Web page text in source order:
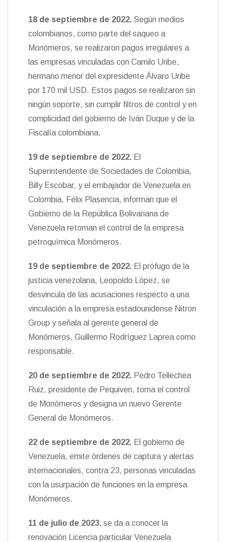
18 de septiembre de 2022. Según medios
colombianos, como parte del saqueo a
Monómeros, se realizaron pagos irregulares a
las empresas vinculadas con Camilo Uribe,
hermano menor del expresidente Álvaro Uribe
por 170 mil USD. Estos pagos se realizaron sin
ningún soporte, sin cumplir filtros de control y en
complicidad del gobierno de Iván Duque y de la
Fiscalía colombiana.
19 de septiembre de 2022. El
Superintendente de Sociedades de Colombia,
Billy Escobar, y el embajador de Venezuela en
Colombia, Félix Plasencia, informan que el
Gobierno de la República Bolivariana de
Venezuela retoman el control de la empresa
petroquímica Monómeros.
19 de septiembre de 2022. El prófugo de la
justicia venezolana, Leopoldo López, se
desvincula de las acusaciones respecto a una
vinculación a la empresa estadounidense Nitron
Group y señala al gerente general de
Monómeros, Guillermo Rodríguez Laprea como
responsable.
20 de septiembre de 2022. Pedro Tellechea
Ruiz, presidente de Pequiven, toma el control
de Monómeros y designa un nuevo Gerente
General de Monómeros.
22 de septiembre de 2022. El gobierno de
Venezuela, emite órdenes de captura y alertas
internacionales, contra 23, personas vinculadas
con la usurpación de funciones en la empresa
Monómeros.
11 de julio de 2023. se da a conocer la
renovación Licencia particular Venezuela